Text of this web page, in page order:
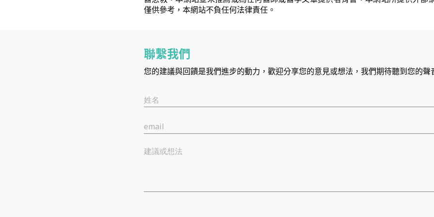
僅供參考，本網站不負任何法律責任。
聯繫我們
您的建議與回饋是我們進步的動力，歡迎分享您的意見或想法，我們期待聽到您的聲
姓名
email
建議或想法